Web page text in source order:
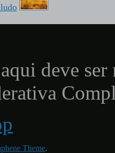
deve ser
Theme.